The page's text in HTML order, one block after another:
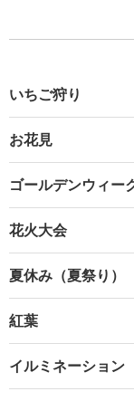
いちご狩り
お花見
ゴールデンウィー
花火大会
夏休み（夏祭り）
紅葉
イルミネーション